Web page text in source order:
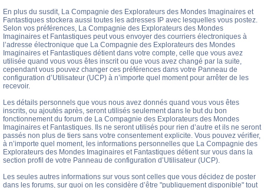
En plus du susdit, La Compagnie des Explorateurs des Mondes Imaginaires et
Fantastiques stockera aussi toutes les adresses IP avec lesquelles vous postez.
Selon vos préférences, La Compagnie des Explorateurs des Mondes
Imaginaires et Fantastiques peut vous envoyer des courriers électroniques à
l’adresse électronique que La Compagnie des Explorateurs des Mondes
Imaginaires et Fantastiques détient dans votre compte, celle que vous avez
utilisée quand vous vous êtes inscrit ou que vous avez changé par la suite,
cependant vous pouvez changer ces préférences dans votre Panneau de
configuration d’Utilisateur (UCP) à n’importe quel moment pour arrêter de les
recevoir.
Les détails personnels que vous nous avez donnés quand vous vous êtes
inscrits, ou ajoutés après, seront utilisés seulement dans le but du bon
fonctionnement du forum de La Compagnie des Explorateurs des Mondes
Imaginaires et Fantastiques. Ils ne seront utilisés pour rien d’autre et ils ne seront
passés non plus de tiers sans votre consentement explicite. Vous pouvez vérifier,
à n’importe quel moment, les informations personnelles que La Compagnie des
Explorateurs des Mondes Imaginaires et Fantastiques détient sur vous dans la
section profil de votre Panneau de configuration d’Utilisateur (UCP).
Les seules autres informations sur vous sont celles que vous décidez de poster
dans les forums, sur quoi on les considère d’être "publiquement disponible" tout